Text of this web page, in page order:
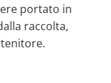
portato in
raccolta,